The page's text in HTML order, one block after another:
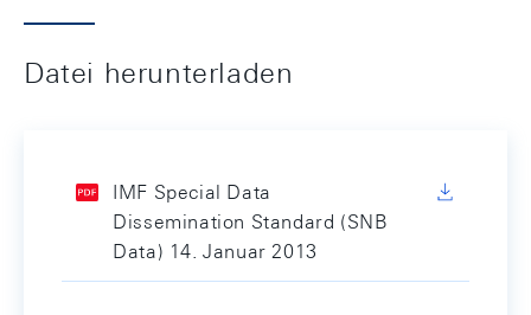
Datei herunterladen
IMF Special Data
Dissemination Standard (SNB
Data) 14. Januar 2013